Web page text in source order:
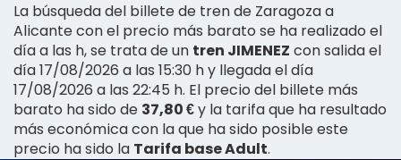
La búsqueda del billete de tren de Zaragoza a
Alicante con el precio más barato se ha realizado el
día a las h, se trata de un tren JIMENEZ con salida el
día 17/08/2026 a las 15:30 h y llegada el día
17/08/2026 a las 22:45 h. El precio del billete más
barato ha sido de 37,80 €y la tarifa que ha resultado
más económica con la que ha sido posible este
precio ha sido la Tarifa base Adult.